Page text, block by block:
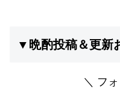
▼晩酌投稿＆更新
＼ フ